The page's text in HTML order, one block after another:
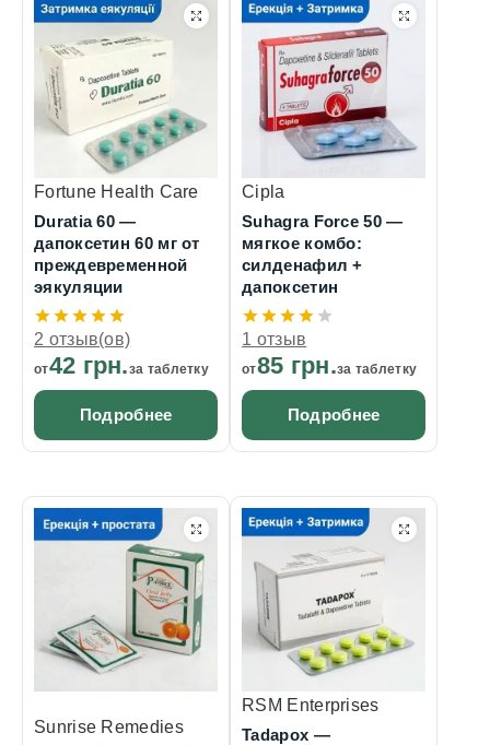
Fortune Health Care
Duratia 60 —
дапоксетин 60 мг от
преждевременной
эякуляции
2 отзыв(ов)
от42 грн.за таблетку
Подробнее
Cipla
Suhagra Force 50 —
мягкое комбо:
силденафил +
дапоксетин
1 отзыв
от85 грн.за таблетку
Подробнее
Sunrise Remedies
RSM Enterprises
Tadapox —